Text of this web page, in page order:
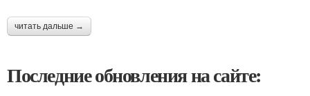
читать дальше →
Последние обновления на сайте: